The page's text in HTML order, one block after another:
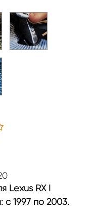
Lexus RX I
с 1997 по 2003.